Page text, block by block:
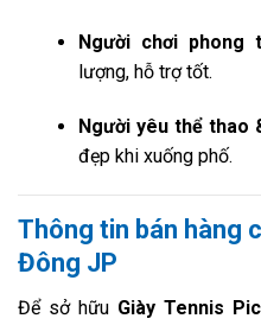
Người chơi phong
lượng, hỗ trợ tốt.
Người yêu thể thao
đẹp khi xuống phố.
Thông tin bán hàng
Đông JP
Để sở hữu Giày Tennis